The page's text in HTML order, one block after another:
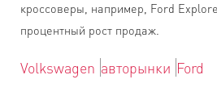
кроссоверы, например, Ford
процентный рост продаж.
Volkswagen авторынки Ford